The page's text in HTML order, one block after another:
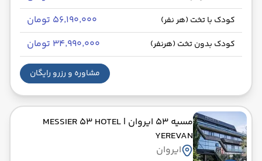
کودک با تخت (هر نفر) ۵۶٬۱۹۰٬۰۰۰ تومان
کودک بدون تخت (هرنفر) ۳۴٬۹۹۰٬۰۰۰ تومان
مشاوره و رزرو رایگان
مسیه 53 ایروان
| MESSIER 53 HOTEL
YEREVAN
ایروان